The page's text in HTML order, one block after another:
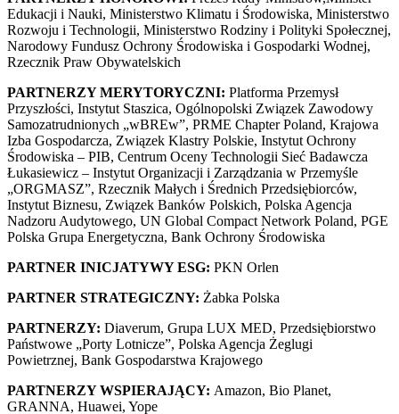
Edukacji i Nauki, Ministerstwo Klimatu i Środowiska, Ministerstwo
Rozwoju i Technologii, Ministerstwo Rodziny i Polityki Społecznej,
Narodowy Fundusz Ochrony Środowiska i Gospodarki Wodnej,
Rzecznik Praw Obywatelskich
PARTNERZY MERYTORYCZNI: Platforma Przemysł
Przyszłości, Instytut Staszica, Ogólnopolski Związek Zawodowy
Samozatrudnionych „wBREw”, PRME Chapter Poland, Krajowa
Izba Gospodarcza, Związek Klastry Polskie, Instytut Ochrony
Środowiska – PIB, Centrum Oceny Technologii Sieć Badawcza
Łukasiewicz – Instytut Organizacji i Zarządzania w Przemyśle
„ORGMASZ”, Rzecznik Małych i Średnich Przedsiębiorców,
Instytut Biznesu, Związek Banków Polskich, Polska Agencja
Nadzoru Audytowego, UN Global Compact Network Poland, PGE
Polska Grupa Energetyczna, Bank Ochrony Środowiska
PARTNER INICJATYWY ESG: PKN Orlen
PARTNER STRATEGICZNY: Żabka Polska
PARTNERZY: Diaverum, Grupa LUX MED, Przedsiębiorstwo
Państwowe „Porty Lotnicze”, Polska Agencja Żeglugi
Powietrznej, Bank Gospodarstwa Krajowego
PARTNERZY WSPIERAJĄCY: Amazon, Bio Planet,
GRANNA, Huawei, Yope